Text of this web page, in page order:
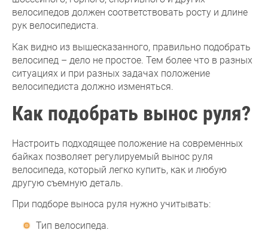
велосипедов должен соответствовать росту и длине
рук велосипедиста.
Как видно из вышесказанного, правильно подобрать
велосипед – дело не простое. Тем более что в разных
ситуациях и при разных задачах положение
велосипедиста должно изменяться.
Как подобрать вынос руля?
Настроить подходящее положение на современных
байках позволяет регулируемый вынос руля
велосипеда, который легко купить, как и любую
другую съемную деталь.
При подборе выноса руля нужно учитывать:
Тип велосипеда.